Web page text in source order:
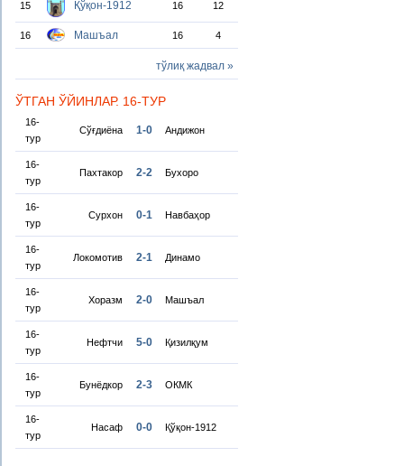
15 Қўқон-1912 16 12
16 Машъал 16 4
тўлиқ жадвал »
ЎТГАН ЎЙИНЛАР. 16-ТУР
16-
тур
Сўғдиёна 1-0 Андижон
16-
тур
Пахтакор 2-2 Бухоро
16-
тур
Сурхон 0-1 Навбаҳор
16-
тур
Локомотив 2-1 Динамо
16-
тур
Хоразм 2-0 Машъал
16-
тур
Нефтчи 5-0 Қизилқум
16-
тур
Бунёдкор 2-3 ОКМК
16-
тур
Насаф 0-0 Қўқон-1912